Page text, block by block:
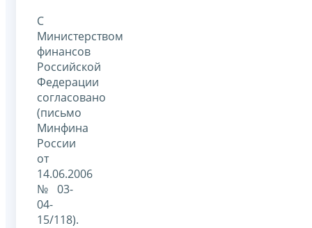
С
Министерством
финансов
Российской
Федерации
согласовано
(письмо
Минфина
России
от
14.06.2006
№ 03-
04-
15/118).